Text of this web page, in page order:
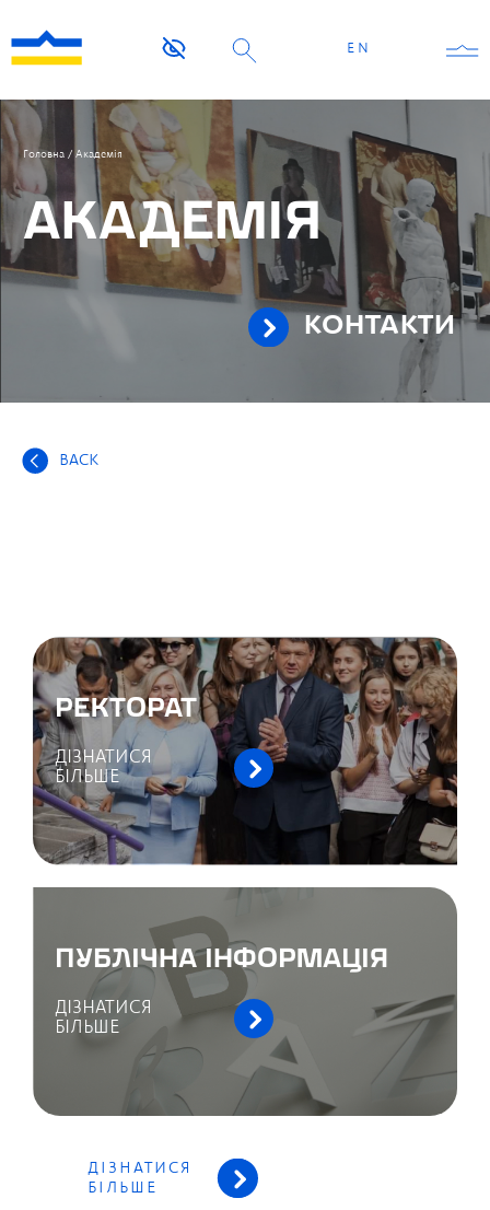
EN
Головна / Академія
АКАДЕМІЯ
КОНТАКТИ
BACK
РЕКТОРАТ
ДІЗНАТИСЯ
БІЛЬШЕ
ПУБЛІЧНА ІНФОРМАЦІЯ
ДІЗНАТИСЯ
БІЛЬШЕ
ДІЗНАТИСЯ
БІЛЬШЕ